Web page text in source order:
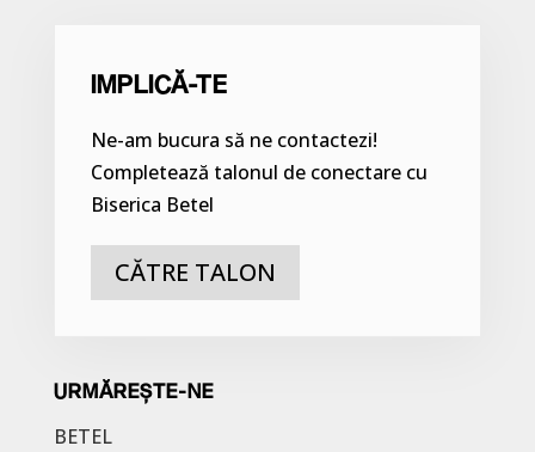
IMPLICĂ-TE
Ne-am bucura să ne contactezi!
Completează talonul de conectare cu
Biserica Betel
CĂTRE TALON
URMĂREȘTE-NE
BETEL